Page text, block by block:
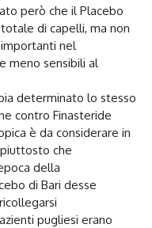
però che il Placebo
di capelli, ma non
nel
meno sensibili al
determinato lo stesso
contro Finasteride
è da considerare in
che
della
di Bari desse
pugliesi erano